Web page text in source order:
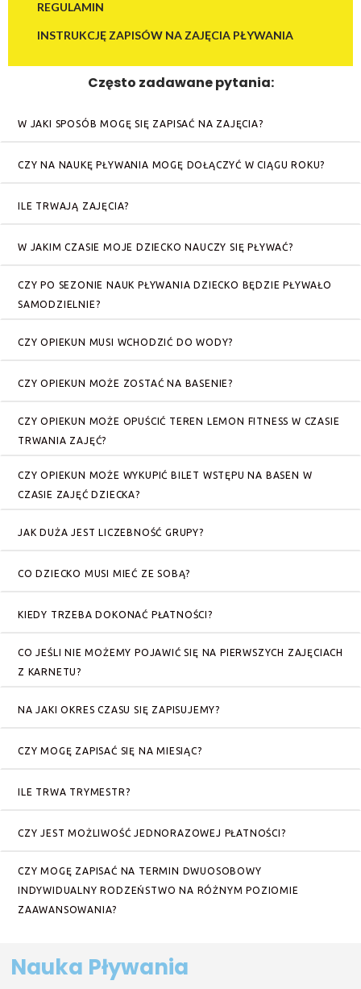
REGULAMIN
INSTRUKCJĘ ZAPISÓW NA ZAJĘCIA PŁYWANIA
Często zadawane pytania:
W JAKI SPOSÓB MOGĘ SIĘ ZAPISAĆ NA ZAJĘCIA?
CZY NA NAUKĘ PŁYWANIA MOGĘ DOŁĄCZYĆ W CIĄGU ROKU?
ILE TRWAJĄ ZAJĘCIA?
W JAKIM CZASIE MOJE DZIECKO NAUCZY SIĘ PŁYWAĆ?
CZY PO SEZONIE NAUK PŁYWANIA DZIECKO BĘDZIE PŁYWAŁO
SAMODZIELNIE?
CZY OPIEKUN MUSI WCHODZIĆ DO WODY?
CZY OPIEKUN MOŻE ZOSTAĆ NA BASENIE?
CZY OPIEKUN MOŻE OPUŚCIĆ TEREN LEMON FITNESS W CZASIE
TRWANIA ZAJĘĆ?
CZY OPIEKUN MOŻE WYKUPIĆ BILET WSTĘPU NA BASEN W
CZASIE ZAJĘĆ DZIECKA?
JAK DUŻA JEST LICZEBNOŚĆ GRUPY?
CO DZIECKO MUSI MIEĆ ZE SOBĄ?
KIEDY TRZEBA DOKONAĆ PŁATNOŚCI?
CO JEŚLI NIE MOŻEMY POJAWIĆ SIĘ NA PIERWSZYCH ZAJĘCIACH
Z KARNETU?
NA JAKI OKRES CZASU SIĘ ZAPISUJEMY?
CZY MOGĘ ZAPISAĆ SIĘ NA MIESIĄC?
ILE TRWA TRYMESTR?
CZY JEST MOŻLIWOŚĆ JEDNORAZOWEJ PŁATNOŚCI?
CZY MOGĘ ZAPISAĆ NA TERMIN DWUOSOBOWY
INDYWIDUALNY RODZEŃSTWO NA RÓŻNYM POZIOMIE
ZAAWANSOWANIA?
Nauka Pływania